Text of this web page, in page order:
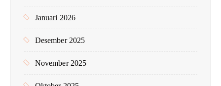
Januari 2026
Desember 2025
November 2025